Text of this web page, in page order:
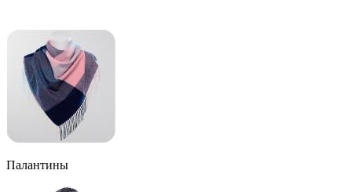
Палантины